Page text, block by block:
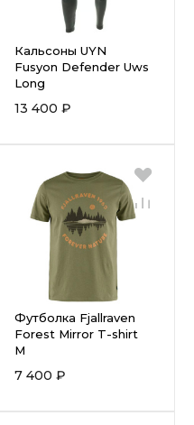
Кальсоны UYN
Fusyon Defender Uws
Long
13 400 ₽
Футболка Fjallraven
Forest Mirror T-shirt
M
7 400 ₽